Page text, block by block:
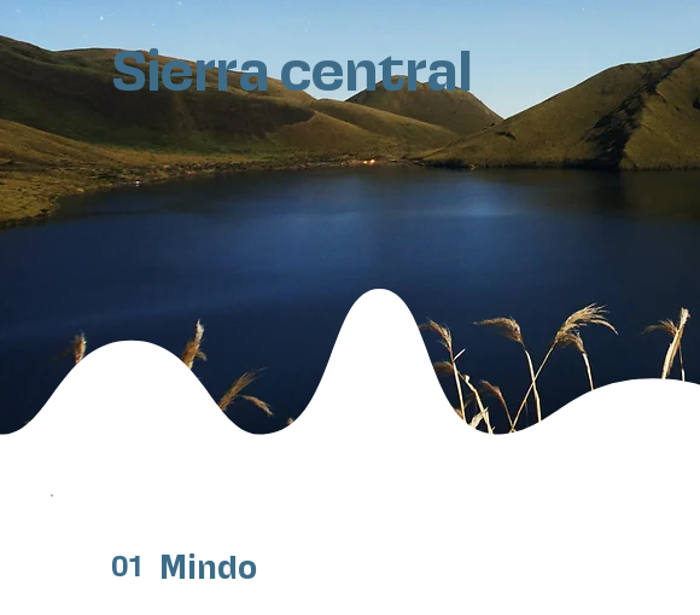
Sierra central
Mindo
01